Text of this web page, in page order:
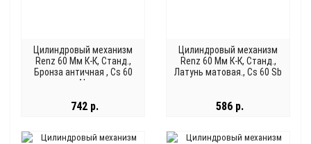
Цилиндровый механизм
Renz 60 Мм К-К, Станд.,
Бронза античная , Cs 60
Ab
742 р.
Цилиндровый механизм
Renz 60 Мм К-К, Станд.,
Латунь матовая., Cs 60 Sb
586 р.